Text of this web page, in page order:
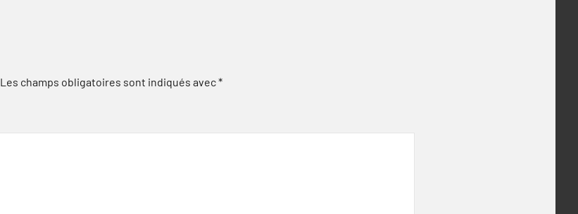
Les champs obligatoires sont indiqués avec*